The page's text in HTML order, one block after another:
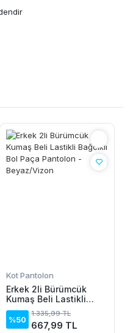
Kot Pantolon
Erkek 2li Bürümcük
Kumaş Beli Lastikli
Bağcıklı Bol Paça
Pantolon - Beyaz/Vizon
%50
1.335,99 TL
667,99 TL